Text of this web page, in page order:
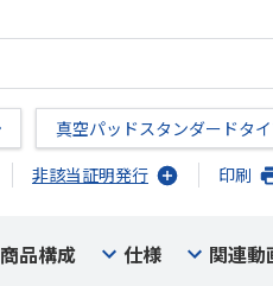
真空パッドスタンダードタ
非該当証明発行 印刷
商品構成 仕様 関連動